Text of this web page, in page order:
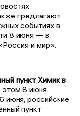
предлагают
событиях в
8 июня — в
и мир».
пункт Химик в
8 июня
июня, российские
пункт